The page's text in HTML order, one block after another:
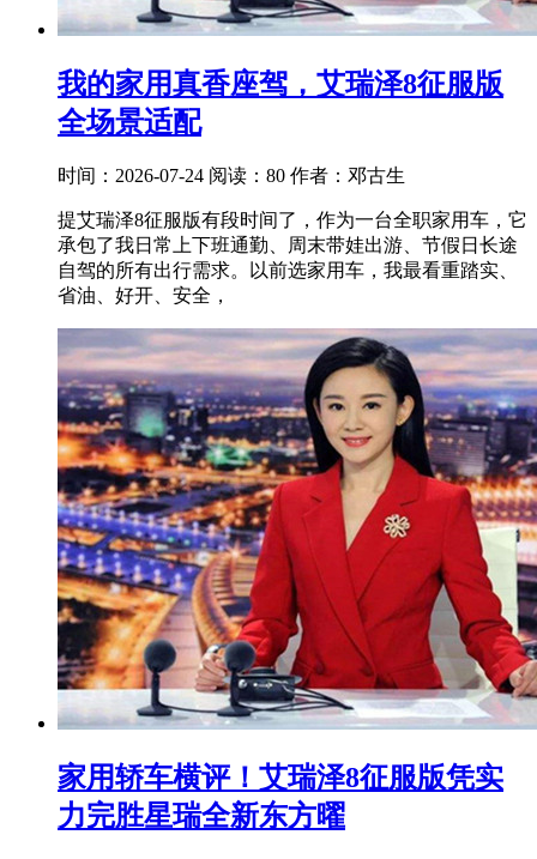
我的家用真香座驾，艾瑞泽8征服版
全场景适配
时间：2026-07-24 阅读：80 作者：邓古生
提艾瑞泽8征服版有段时间了，作为一台全职家用车，它
承包了我日常上下班通勤、周末带娃出游、节假日长途
自驾的所有出行需求。以前选家用车，我最看重踏实、
省油、好开、安全，
家用轿车横评！艾瑞泽8征服版凭实
力完胜星瑞全新东方曜